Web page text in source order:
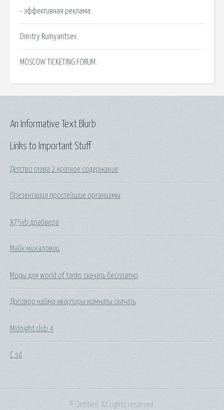
- эффективная реклама.
Dmitry Rumyantsev.
MOSCOW TICKETING FORUM.
Links to Important Stuff
Детство глава 2 краткое содержание
Презентация простейшие организмы
X75vb драйвера
Майк михаловиц
Моды для world of tanks скачать бесплатно
Договор найма квартиры комнаты скачать
Midnight club 4
С sd
An Informative Text Blurb
© Untitled. All rights reserved.